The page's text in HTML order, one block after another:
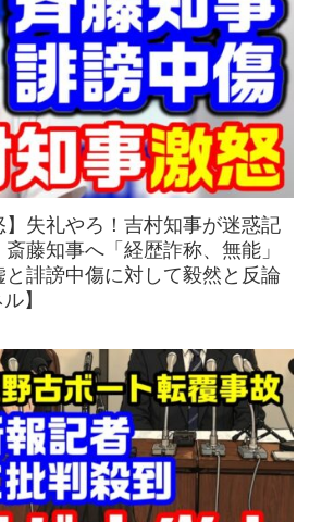
】失礼やろ！吉村知事が迷惑記
藤知事へ「経歴詐称、無能」
誹謗中傷に対して毅然と反論
】